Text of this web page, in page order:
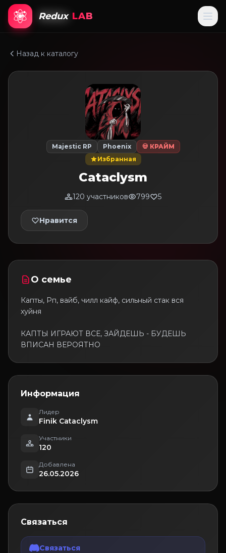
Redux LAB
Назад к каталогу
Majestic RP Phoenix
💀 КРАЙМ
Избранная
Cataclysm
120 участников 799 5
Нравится
О семье
Капты, Рп, вайб, чилл кайф, сильный стак вся
хуйня
КАПТЫ ИГРАЮТ ВСЕ, ЗАЙДЕШЬ - БУДЕШЬ
ВПИСАН ВЕРОЯТНО
Информация
Лидер
Finik Cataclysm
Участники
120
Добавлена
26.05.2026
Связаться
Связаться